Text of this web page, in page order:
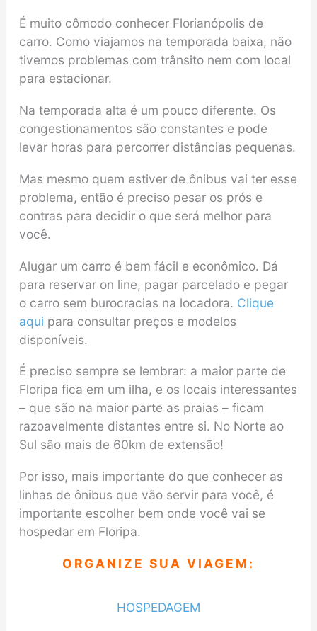
É muito cômodo conhecer Florianópolis de
carro. Como viajamos na temporada baixa, não
tivemos problemas com trânsito nem com local
para estacionar.
Na temporada alta é um pouco diferente. Os
congestionamentos são constantes e pode
levar horas para percorrer distâncias pequenas.
Mas mesmo quem estiver de ônibus vai ter esse
problema, então é preciso pesar os prós e
contras para decidir o que será melhor para
você.
Alugar um carro é bem fácil e econômico. Dá
para reservar on line, pagar parcelado e pegar
o carro sem burocracias na locadora. Clique
aqui para consultar preços e modelos
disponíveis.
É preciso sempre se lembrar: a maior parte de
Floripa fica em um ilha, e os locais interessantes
– que são na maior parte as praias – ficam
razoavelmente distantes entre si. No Norte ao
Sul são mais de 60km de extensão!
Por isso, mais importante do que conhecer as
linhas de ônibus que vão servir para você, é
importante escolher bem onde você vai se
hospedar em Floripa.
ORGANIZE SUA VIAGEM:
HOSPEDAGEM